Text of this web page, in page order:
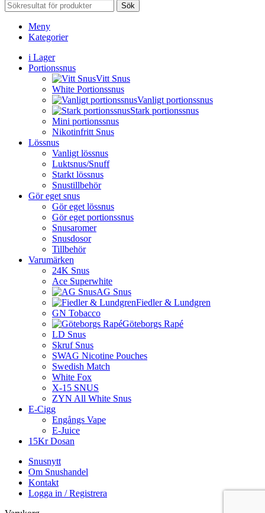
Sök
Meny
Kategorier
i Lager
Portionssnus
Vitt Snus
White Portionssnus
Vanligt portionssnus
Stark portionssnus
Mini portionssnus
Nikotinfritt Snus
Lössnus
Vanligt lössnus
Luktsnus/Snuff
Starkt lössnus
Snustillbehör
Gör eget snus
Gör eget lössnus
Gör eget portionssnus
Snusaromer
Snusdosor
Tillbehör
Varumärken
24K Snus
Ace Superwhite
AG Snus
Fiedler & Lundgren
GN Tobacco
Göteborgs Rapé
LD Snus
Skruf Snus
SWAG Nicotine Pouches
Swedish Match
White Fox
X-15 SNUS
ZYN All White Snus
E-Cigg
Engångs Vape
E-Juice
15Kr Dosan
Snusnytt
Om Snushandel
Kontakt
Logga in / Registrera